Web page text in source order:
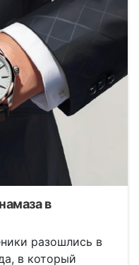
в
разошлись в
в который